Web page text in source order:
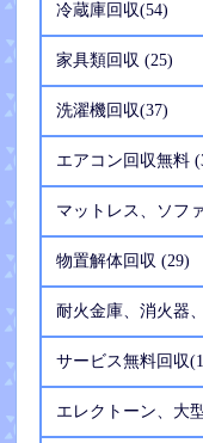
冷蔵庫回収(54)
家具類回収 (25)
洗濯機回収(37)
エアコン回収無料
マットレス、ソフ
物置解体回収 (29)
耐火金庫、消火器
サービス無料回収
エレクトーン、大